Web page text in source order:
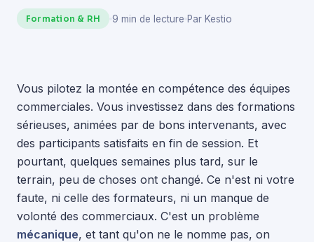
Formation & RH 9 min de lecture Par Kestio
Vous pilotez la montée en compétence des équipes
commerciales. Vous investissez dans des formations
sérieuses, animées par de bons intervenants, avec
des participants satisfaits en fin de session. Et
pourtant, quelques semaines plus tard, sur le
terrain, peu de choses ont changé. Ce n'est ni votre
faute, ni celle des formateurs, ni un manque de
volonté des commerciaux. C'est un problème
mécanique, et tant qu'on ne le nomme pas, on